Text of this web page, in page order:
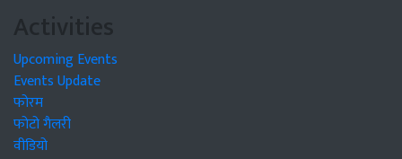
Activities
Upcoming Events
Events Update
फोरम
फोटो गैलरी
वीडियो